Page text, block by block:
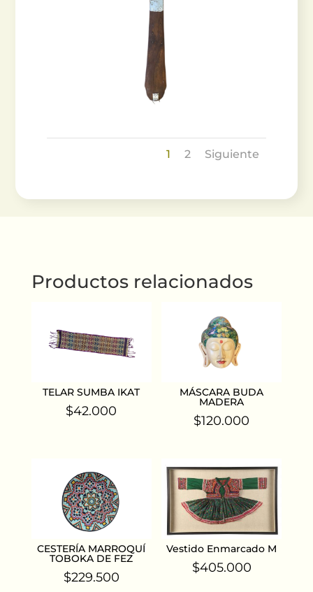
1 2 Siguiente
Productos relacionados
TELAR SUMBA IKAT
$42.000
MÁSCARA BUDA
MADERA
$120.000
CESTERÍA MARROQUÍ
TOBOKA DE FEZ
$229.500
Vestido Enmarcado M
$405.000